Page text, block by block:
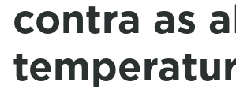
contra as